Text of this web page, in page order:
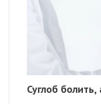
Суглоб болить,